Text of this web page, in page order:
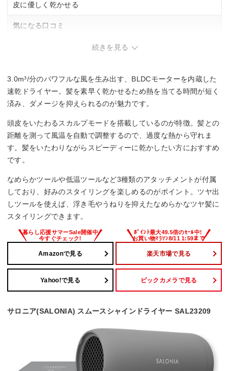
皮に優しく乾かせる
気になる口コミ
・風量が強すぎて髪が顔に当たることがある
続きを見る
3.0m³/分のパワフルな風を生み出す、BLDCモーターを内蔵した
速乾ドライヤー。髪を素早く乾かせるため熱を当てる時間が短く
済み、ダメージを抑えられるのが魅力です。
頭皮をいたわるスカルプモードを搭載しているのが特徴。髪との
距離を測って風温を自動で調整するので、過度な熱から守れま
す。髪をいたわりながらスピーディーに乾かしたい方におすすめ
です。
なめらかツールや低温ツールなど3種類のアタッチメントが付属
しており、好みのスタイリングを楽しめるのがポイント。ツヤ出
しツールを使えば、浮き毛やうねりを抑えたなめらかなツヤ髪に
スタイリングできます。
Amazonで見る 楽天市場で見る
Yahoo!で見る ビックカメラで見る
サロニア(SALONIA) スムースシャインドライヤー SAL23209